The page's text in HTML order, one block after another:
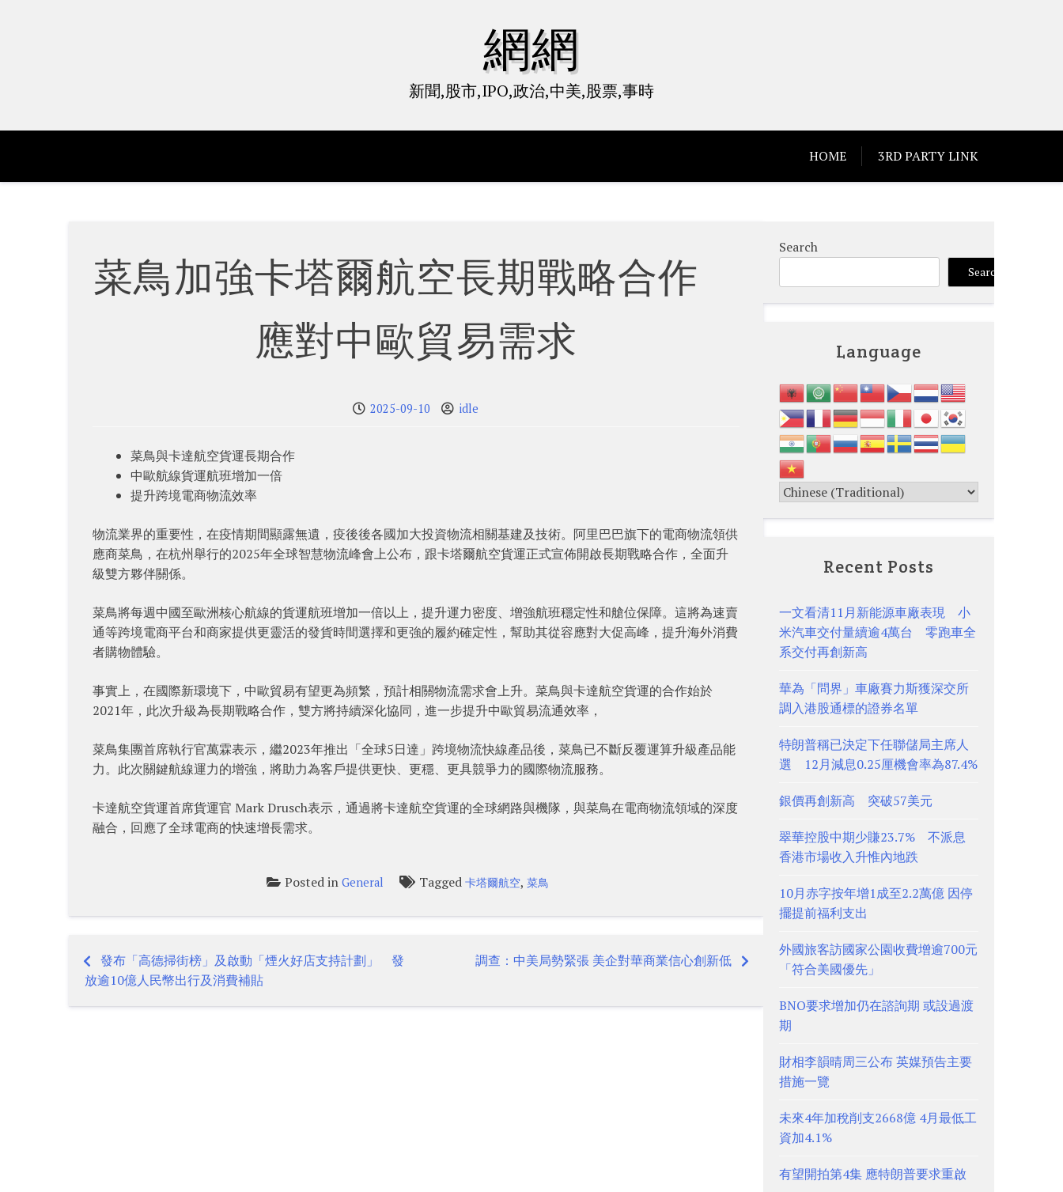
網網
新聞,股市,IPO,政治,中美,股票,事時
HOME 3RD PARTY LINK
菜鳥加強卡塔爾航空長期戰略合作
應對中歐貿易需求
2025-09-10 idle
菜鳥與卡達航空貨運長期合作
中歐航線貨運航班增加一倍
提升跨境電商物流效率
物流業界的重要性，在疫情期間顯露無遺，疫後後各國加大投資物流相關基建及技術。阿里巴巴旗下的電商物流領供
應商菜鳥，在杭州舉行的2025年全球智慧物流峰會上公布，跟卡塔爾航空貨運正式宣佈開啟長期戰略合作，全面升
級雙方夥伴關係。
菜鳥將每週中國至歐洲核心航線的貨運航班增加一倍以上，提升運力密度、增強航班穩定性和艙位保障。這將為速賣
通等跨境電商平台和商家提供更靈活的發貨時間選擇和更強的履約確定性，幫助其從容應對大促高峰，提升海外消費
者購物體驗。
事實上，在國際新環境下，中歐貿易有望更為頻繁，預計相關物流需求會上升。菜鳥與卡達航空貨運的合作始於
2021年，此次升級為長期戰略合作，雙方將持續深化協同，進一步提升中歐貿易流通效率，
菜鳥集團首席執行官萬霖表示，繼2023年推出「全球5日達」跨境物流快線產品後，菜鳥已不斷反覆運算升級產品能
力。此次關鍵航線運力的增強，將助力為客戶提供更快、更穩、更具競爭力的國際物流服務。
卡達航空貨運首席貨運官 Mark Drusch表示，通過將卡達航空貨運的全球網路與機隊，與菜鳥在電商物流領域的深度
融合，回應了全球電商的快速增長需求。
Posted inGeneral Tagged卡塔爾航空,菜鳥
Post
navigation
發布「高德掃街榜」及啟動「煙火好店支持計劃」 發
放逾10億人民幣出行及消費補貼
調查：中美局勢緊張 美企對華商業信心創新低
Search
Search
Language
Recent Posts
一文看清11月新能源車廠表現 小
米汽車交付量續逾4萬台 零跑車全
系交付再創新高
華為「問界」車廠賽力斯獲深交所
調入港股通標的證券名單
特朗普稱已決定下任聯儲局主席人
選 12月減息0.25厘機會率為87.4%
銀價再創新高 突破57美元
翠華控股中期少賺23.7% 不派息
香港市場收入升惟內地跌
10月赤字按年增1成至2.2萬億 因停
擺提前福利支出
外國旅客訪國家公園收費增逾700元
「符合美國優先」
BNO要求增加仍在諮詢期 或設過渡
期
財相李韻晴周三公布 英媒預告主要
措施一覽
未來4年加稅削支2668億 4月最低工
資加4.1%
有望開拍第4集 應特朗普要求重啟